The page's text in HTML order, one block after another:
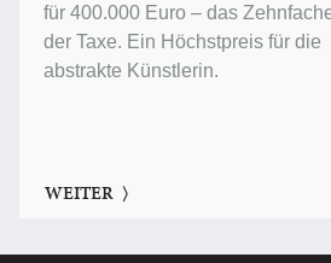
für 400.000 Euro – das
der Taxe. Ein Höchstpreis für die
abstrakte Künstlerin.
WEITER